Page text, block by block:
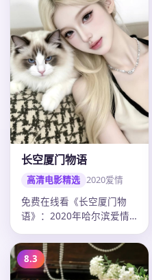
长空厦门物语
高清电影精选 2020爱情
免费在线看《长空厦门物
语》：2020年哈尔滨爱情
晓彤、易…
8.3